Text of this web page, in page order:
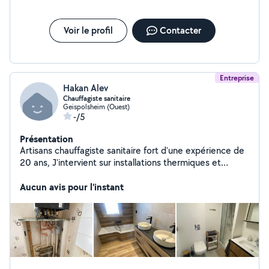
Voir le profil Contacter
Entreprise
Hakan Alev
Chauffagiste sanitaire
Geispolsheim (Ouest)
-/5
Présentation
Artisans chauffagiste sanitaire fort d'une expérience de
20 ans, J'intervient sur installations thermiques et
wc... Je réalise également des salle de bain clé en main
pro, je suis outillé afin d'intervenir sur tout matériaux
acier, cuivre , per, multicouche... Cordialement
Aucun avis pour l'instant